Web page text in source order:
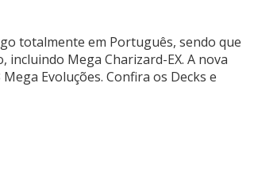
totalmente em Português, sendo que
Mega Charizard-EX. A nova
Evoluções. Confira os Decks e